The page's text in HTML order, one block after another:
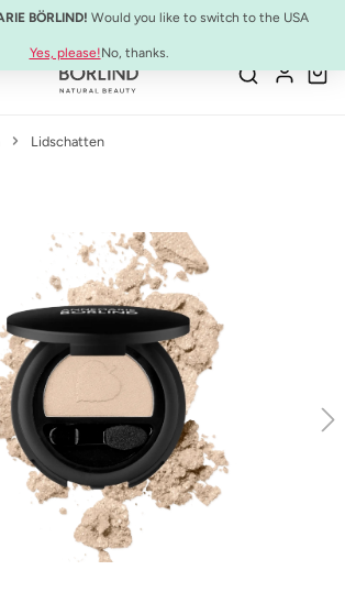
BÖRLIND! Would you like to switch to the USA
Yes, please!No, thanks.
Anti-Aging Sommer-Set
Lidschatten